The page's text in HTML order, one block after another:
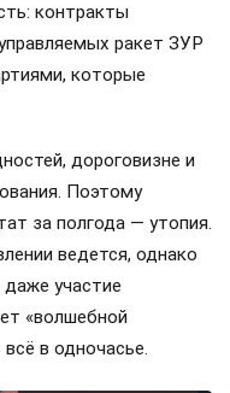
контракты
ракет ЗУР
которые
дороговизне и
Поэтому
за полгода — утопия.
ведется, однако
участие
«волшебной
в одночасье.